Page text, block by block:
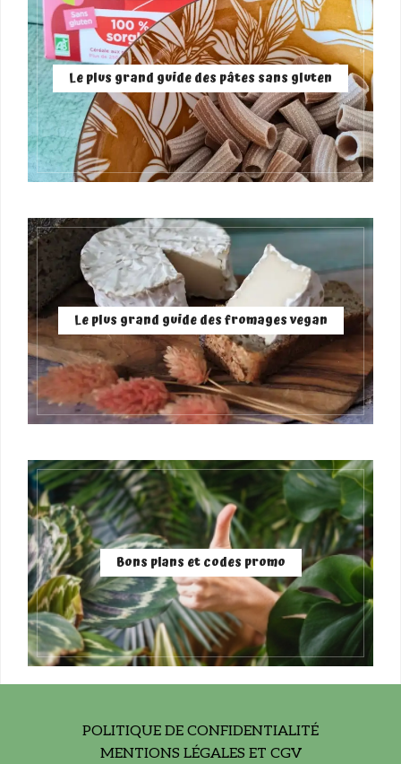
Le plus grand guide des pâtes sans gluten
Le plus grand guide des fromages vegan
Bons plans et codes promo
POLITIQUE DE CONFIDENTIALITÉ
MENTIONS LÉGALES ET CGV